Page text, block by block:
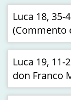
Luca 18,
(Commento
Luca 19,
don Franco